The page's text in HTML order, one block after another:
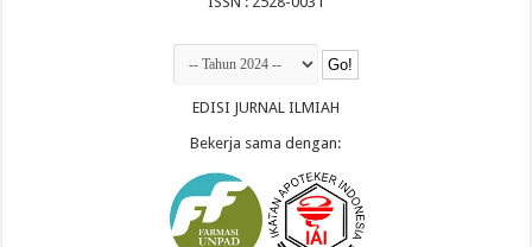
EDISI JURNAL ILMIAH
Bekerja sama dengan: